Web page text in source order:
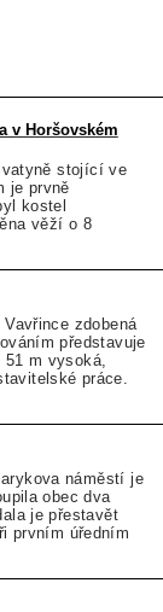
v Horšovském
stojící ve
je prvně
kostel
věží o 8
zdobená
představuje
51 m vysoká,
práce.
náměstí je
obec dva
je přestavět
prvním úředním